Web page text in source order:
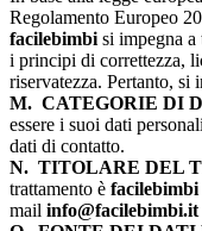
Regolamento Europeo
facilebimbi si impegna a
i principi di correttezza,
riservatezza. Pertanto, si
M. CATEGORIE DI
essere i suoi dati
dati di contatto.
N. TITOLARE DEL
trattamento è facilebimbi
mail info@facilebimbi.it